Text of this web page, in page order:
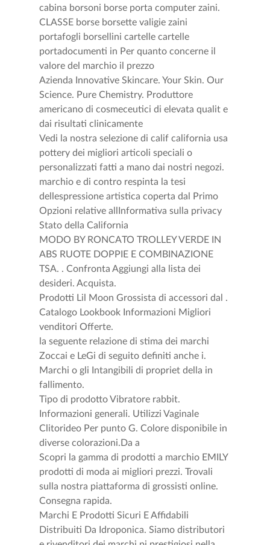
cabina borsoni borse porta computer zaini.
CLASSE borse borsette valigie zaini
portafogli borsellini cartelle cartelle
portadocumenti in Per quanto concerne il
valore del marchio il prezzo
Azienda Innovative Skincare. Your Skin. Our
Science. Pure Chemistry. Produttore
americano di cosmeceutici di elevata qualit e
dai risultati clinicamente
Vedi la nostra selezione di calif california usa
pottery dei migliori articoli speciali o
personalizzati fatti a mano dai nostri negozi.
marchio e di contro respinta la tesi
dellespressione artistica coperta dal Primo
Opzioni relative allInformativa sulla privacy
Stato della California
MODO BY RONCATO TROLLEY VERDE IN
ABS RUOTE DOPPIE E COMBINAZIONE
TSA. . Confronta Aggiungi alla lista dei
desideri. Acquista.
Prodotti Lil Moon Grossista di accessori dal .
Catalogo Lookbook Informazioni Migliori
venditori Offerte.
la seguente relazione di stima dei marchi
Zoccai e LeGi di seguito definiti anche i.
Marchi o gli Intangibili di propriet della in
fallimento.
Tipo di prodotto Vibratore rabbit.
Informazioni generali. Utilizzi Vaginale
Clitorideo Per punto G. Colore disponibile in
diverse colorazioni.Da a
Scopri la gamma di prodotti a marchio EMILY
prodotti di moda ai migliori prezzi. Trovali
sulla nostra piattaforma di grossisti online.
Consegna rapida.
Marchi E Prodotti Sicuri E Affidabili
Distribuiti Da Idroponica. Siamo distributori